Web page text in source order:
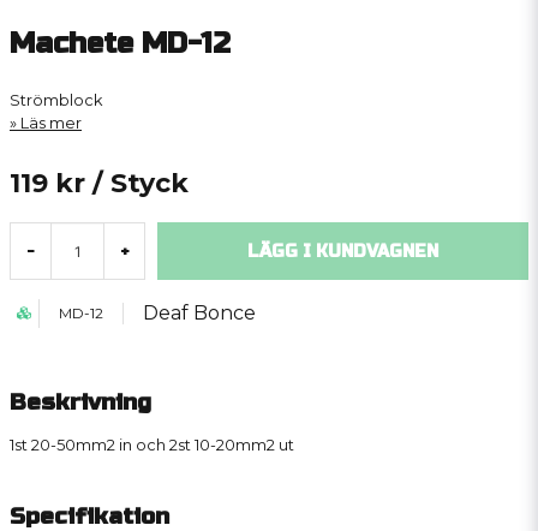
Machete MD-12
Strömblock
Läs mer
119 kr / Styck
- + LÄGG I KUNDVAGNEN
MD-12 Deaf Bonce
Beskrivning
1st 20-50mm2 in och 2st 10-20mm2 ut
Specifikation